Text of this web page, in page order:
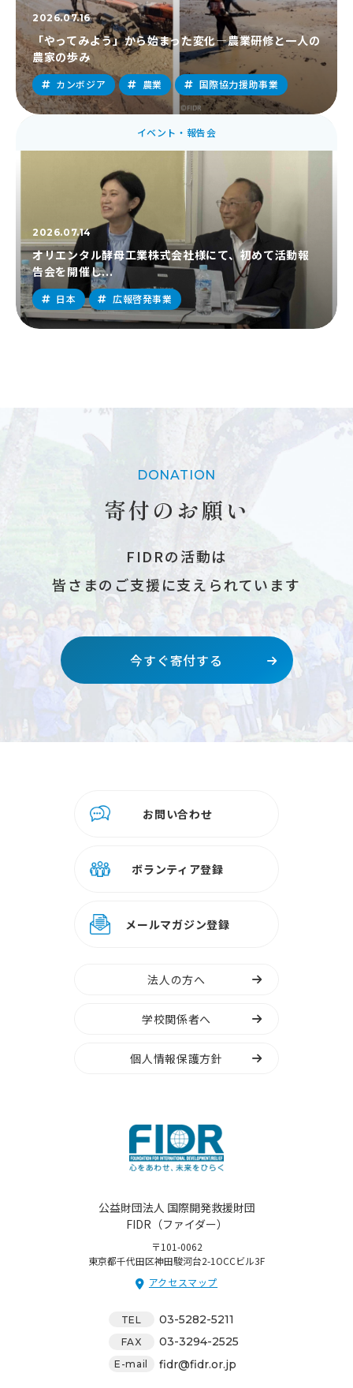
2026.07.16
「やってみよう」から始まった変化―農業研修と一人の
農家の歩み
カンボジア 農業 国際協力援助事業
イベント・報告会
2026.07.14
オリエンタル酵母工業株式会社様にて、初めて活動報
告会を開催し...
日本 広報啓発事業
DONATION
寄付のお願い
FIDRの活動は
皆さまのご支援に支えられています
今すぐ寄付する
お問い合わせ
ボランティア登録
メールマガジン登録
法人の方へ
学校関係者へ
個人情報保護方針
公益財団法人 国際開発救援財団
FIDR（ファイダー）
〒101-0062
東京都千代田区神田駿河台2-1OCCビル3F
アクセスマップ
TEL 03-5282-5211
FAX 03-3294-2525
E-mail fidr@fidr.or.jp